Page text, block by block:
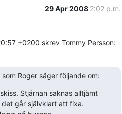
29 Apr 2008 2:02 p.m.
+0200 skrev Tommy Persson:
Roger säger följande om:
Stjärnan saknas alltjämt